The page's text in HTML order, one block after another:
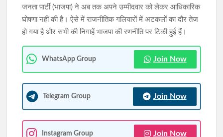
जनता पार्टी (भाजपा) ने अब तक अपने उम्मीदवार को लेकर आधिकारिक
घोषणा नहीं की है। ऐसे में राजनीतिक गलियारों में अटकलों का दौर तेज
हो गया है और सभी की निगाहें भाजपा की रणनीति पर टिकी हुई हैं।
WhatsApp Group Join Now
Telegram Group Join Now
Instagram Group Join Now